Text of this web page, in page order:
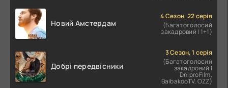
Новий Амстердам
4 Сезон, 22 серія
(Багатоголосий
закадровий | 1+1)
Добрі передвісники
3 Сезон, 1 серія
(Багатоголосий
закадровий |
DniproFilm,
BaibakooTV, OZZ)